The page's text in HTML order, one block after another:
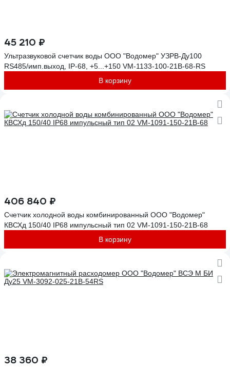
45 210 ₽
Ультразвуковой счетчик воды ООО "Водомер" УЗРВ-Ду100
RS485/имп.выход, IP-68, +5...+150 VM-1133-100-21B-68-RS
В корзину
406 840 ₽
Счетчик холодной воды комбинированный ООО "Водомер"
КВСХд 150/40 IP68 импульсный тип 02 VM-1091-150-21B-68
В корзину
38 360 ₽